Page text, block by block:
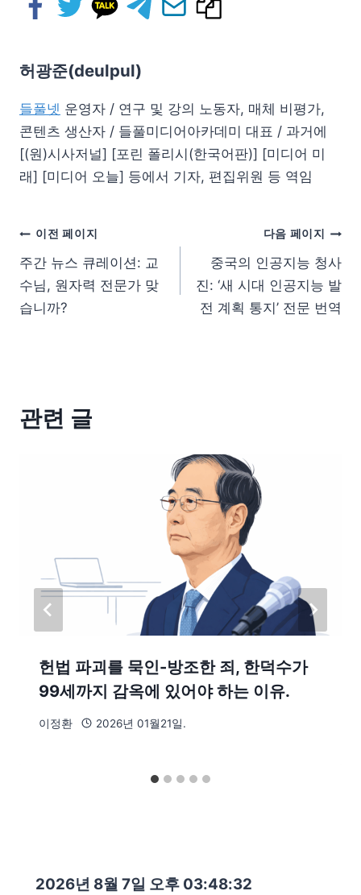
허광준(deulpul)
들풀넷 운영자 / 연구 및 강의 노동자, 매체 비평가,
콘텐츠 생산자 / 들풀미디어아카데미 대표 / 과거에
[(원)시사저널] [포린 폴리시(한국어판)] [미디어 미
래] [미디어 오늘] 등에서 기자, 편집위원 등 역임
이전 페이지
주간 뉴스 큐레이션: 교
수님, 원자력 전문가 맞
습니까?
다음 페이지
중국의 인공지능 청사
진: ‘새 시대 인공지능 발
전 계획 통지’ 전문 번역
관련 글
헌법 파괴를 묵인-방조한 죄, 한덕수가
99세까지 감옥에 있어야 하는 이유.
이정환 2026년 01월21일.
2026년 8월 7일 오후 03:48:34